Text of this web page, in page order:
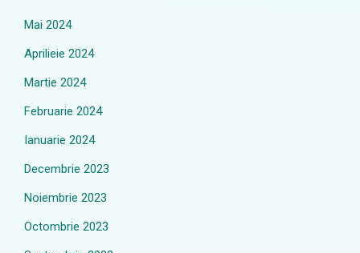
Mai 2024
Aprilieie 2024
Martie 2024
Februarie 2024
Ianuarie 2024
Decembrie 2023
Noiembrie 2023
Octombrie 2023